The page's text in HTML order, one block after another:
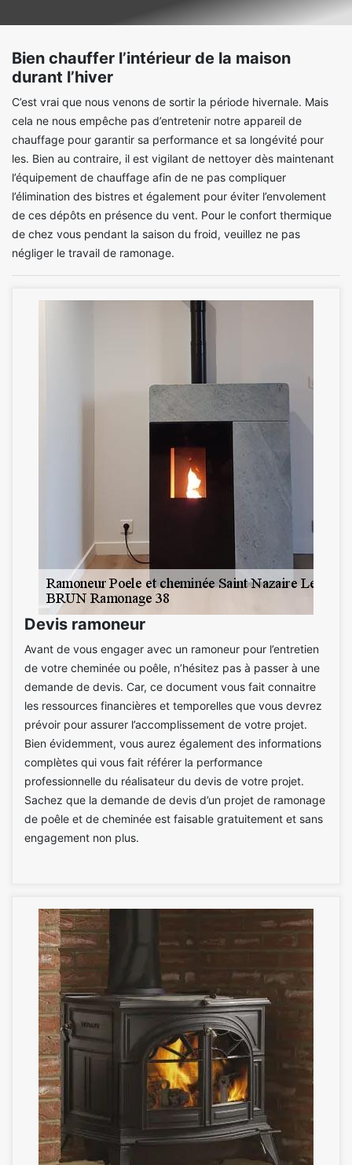
Bien chauffer l’intérieur de la maison
durant l’hiver
C’est vrai que nous venons de sortir la période hivernale. Mais
cela ne nous empêche pas d’entretenir notre appareil de
chauffage pour garantir sa performance et sa longévité pour
les. Bien au contraire, il est vigilant de nettoyer dès maintenant
l’équipement de chauffage afin de ne pas compliquer
l’élimination des bistres et également pour éviter l’envolement
de ces dépôts en présence du vent. Pour le confort thermique
de chez vous pendant la saison du froid, veuillez ne pas
négliger le travail de ramonage.
Devis ramoneur
Avant de vous engager avec un ramoneur pour l’entretien
de votre cheminée ou poêle, n’hésitez pas à passer à une
demande de devis. Car, ce document vous fait connaitre
les ressources financières et temporelles que vous devrez
prévoir pour assurer l’accomplissement de votre projet.
Bien évidemment, vous aurez également des informations
complètes qui vous fait référer la performance
professionnelle du réalisateur du devis de votre projet.
Sachez que la demande de devis d’un projet de ramonage
de poêle et de cheminée est faisable gratuitement et sans
engagement non plus.